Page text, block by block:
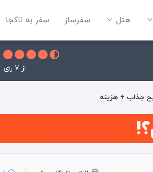
هتل‌ سفرساز سفر به ناکجا
از 7 رای